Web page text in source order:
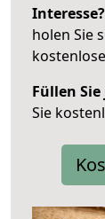
Interesse?
holen Sie
Füllen
Sie